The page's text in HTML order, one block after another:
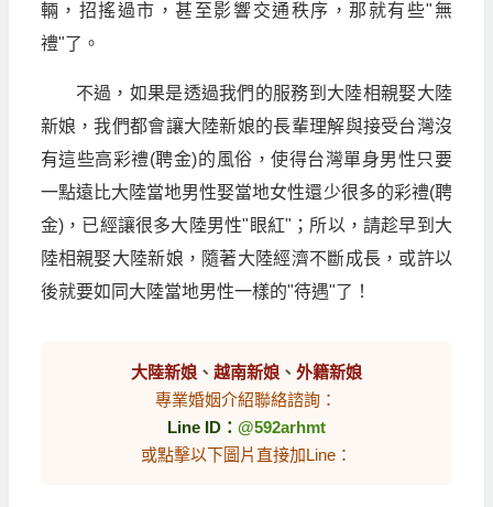
輛，招搖過市，甚至影響交通秩序，那就有些"無
禮"了。
不過，如果是透過我們的服務到大陸相親娶大陸
新娘，我們都會讓大陸新娘的長輩理解與接受台灣沒
有這些高彩禮(聘金)的風俗，使得台灣單身男性只要
一點遠比大陸當地男性娶當地女性還少很多的彩禮(聘
金)，已經讓很多大陸男性"眼紅"；所以，請趁早到大
陸相親娶大陸新娘，隨著大陸經濟不斷成長，或許以
後就要如同大陸當地男性一樣的"待遇"了！
大陸新娘、 越南新娘、 外籍新娘
專業婚姻介紹聯絡諮詢：
Line ID： @592arhmt
或點擊以下圖片直接加Line：